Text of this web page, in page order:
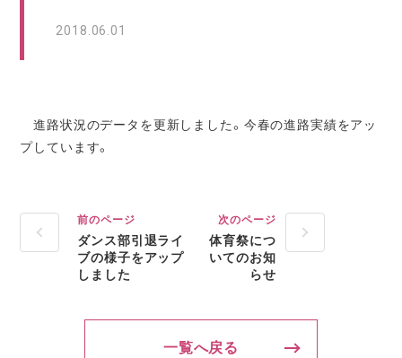
2018.06.01
進路状況のデータを更新しました。今春の進路実績をアッ
プしています。
前のページ
ダンス部引退ライ
ブの様子をアップ
しました
次のページ
体育祭につ
いてのお知
らせ
一覧へ戻る